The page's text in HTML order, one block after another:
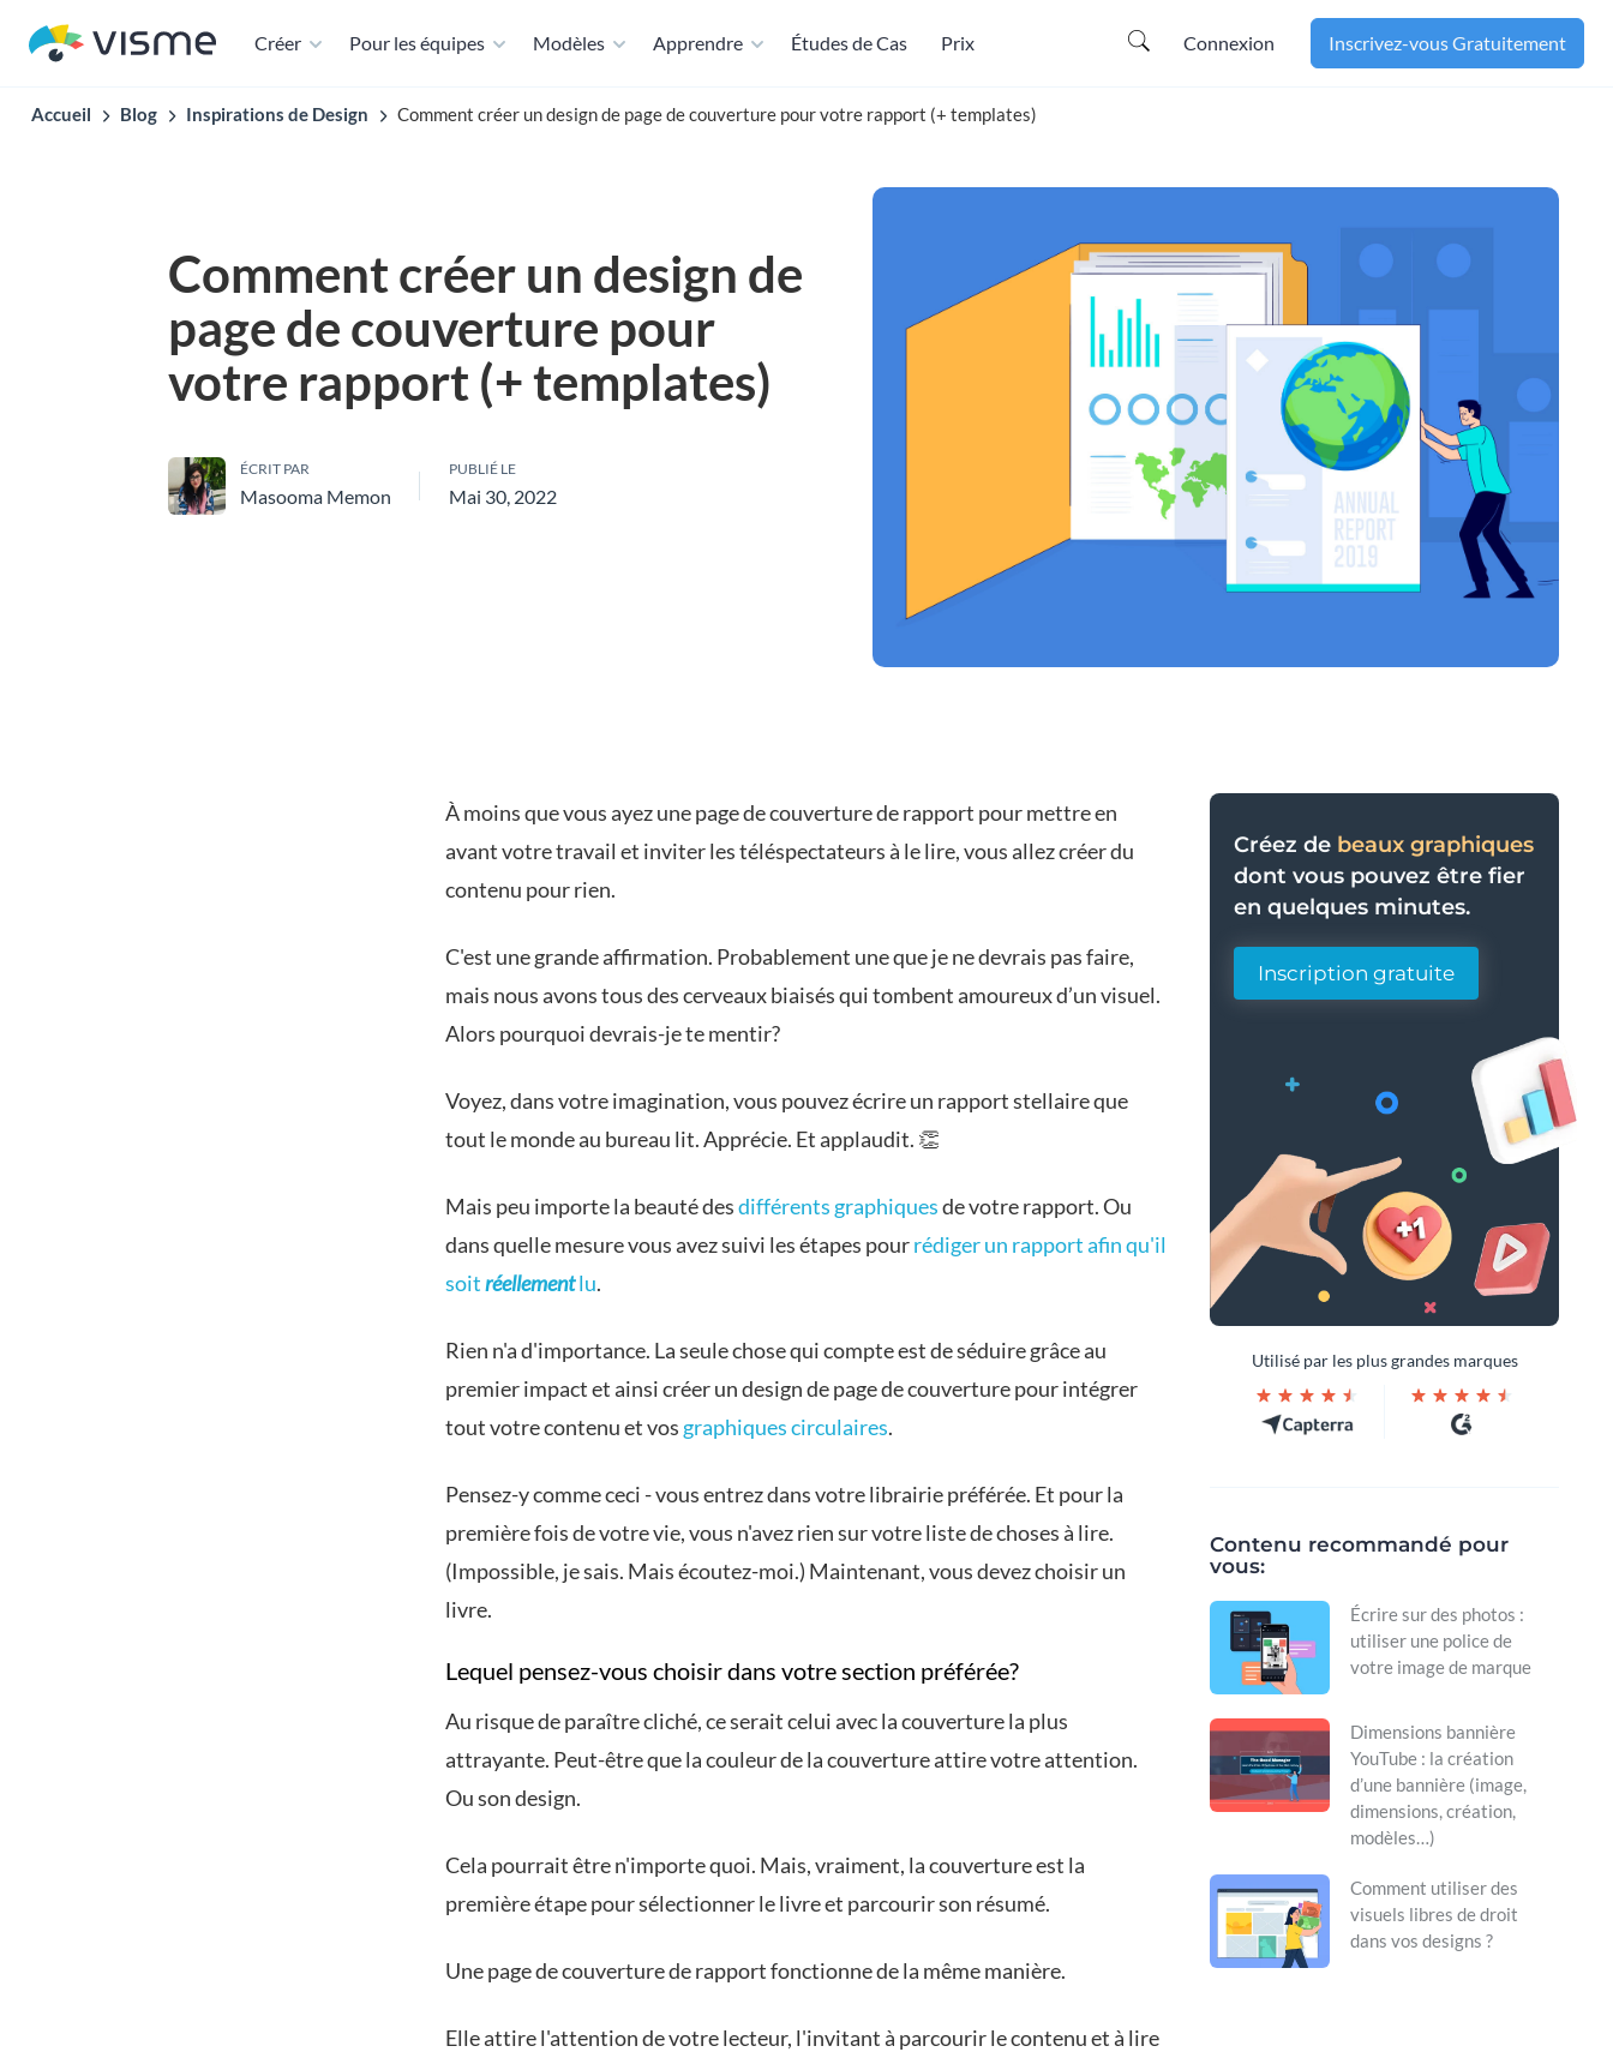
Créer Pour les équipes Modèles Apprendre Études de Cas Prix Connexion Inscrivez-vous Gratuitement
Accueil Blog Inspirations de Design Comment créer un design de page de couverture pour votre rapport (+ templates)
Comment créer un design de
page de couverture pour
votre rapport (+ templates)
ÉCRIT PAR
Masooma Memon
PUBLIÉ LE
Mai 30, 2022
À moins que vous ayez une page de couverture de rapport pour mettre en
avant votre travail et inviter les téléspectateurs à le lire, vous allez créer du
contenu pour rien.
C'est une grande affirmation. Probablement une que je ne devrais pas faire,
mais nous avons tous des cerveaux biaisés qui tombent amoureux d’un visuel.
Alors pourquoi devrais-je te mentir?
Voyez, dans votre imagination, vous pouvez écrire un rapport stellaire que
tout le monde au bureau lit. Apprécie. Et applaudit. 👏
Mais peu importe la beauté desdifférents graphiquesde votre rapport. Ou
dans quelle mesure vous avez suivi les étapes pourrédiger un rapport afin qu'il
soitréellementlu.
Rien n'a d'importance. La seule chose qui compte est de séduire grâce au
premier impact et ainsi créer un design de page de couverture pour intégrer
tout votre contenu et vos graphiques circulaires.
Pensez-y comme ceci - vous entrez dans votre librairie préférée. Et pour la
première fois de votre vie, vous n'avez rien sur votre liste de choses à lire.
(Impossible, je sais. Mais écoutez-moi.) Maintenant, vous devez choisir un
livre.
Lequel pensez-vous choisir dans votre section préférée?
Au risque de paraître cliché, ce serait celui avec la couverture la plus
attrayante. Peut-être que la couleur de la couverture attire votre attention.
Ou son design.
Cela pourrait être n'importe quoi. Mais, vraiment, la couverture est la
première étape pour sélectionner le livre et parcourir son résumé.
Une page de couverture de rapport fonctionne de la même manière.
Elle attire l'attention de votre lecteur, l'invitant à parcourir le contenu et à lire
Créez de beaux graphiques
dont vous pouvez être fier
en quelques minutes.
Inscription gratuite
Utilisé par les plus grandes marques
Contenu recommandé pour
vous:
Écrire sur des photos :
utiliser une police de
votre image de marque
Dimensions bannière
YouTube : la création
d’une bannière (image,
dimensions, création,
modèles…)
Comment utiliser des
visuels libres de droit
dans vos designs ?